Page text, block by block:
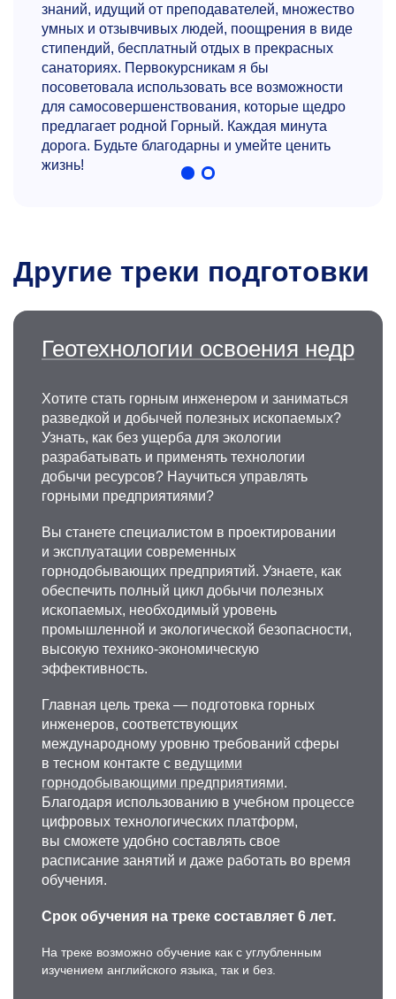
знаний, идущий от преподавателей, множество
умных и отзывчивых людей, поощрения в виде
стипендий, бесплатный отдых в прекрасных
санаториях. Первокурсникам я бы
посоветовала использовать все возможности
для самосовершенствования, которые щедро
предлагает родной Горный. Каждая минута
дорога. Будьте благодарны и умейте ценить
жизнь!
Другие треки подготовки
Геотехнологии освоения недр
Хотите стать горным инженером и заниматься
разведкой и добычей полезных ископаемых?
Узнать, как без ущерба для экологии
разрабатывать и применять технологии
добычи ресурсов? Научиться управлять
горными предприятиями?
Вы станете специалистом в проектировании
и эксплуатации современных
горнодобывающих предприятий. Узнаете, как
обеспечить полный цикл добычи полезных
ископаемых, необходимый уровень
промышленной и экологической безопасности,
высокую технико-экономическую
эффективность.
Главная цель трека — подготовка горных
инженеров, соответствующих
международному уровню требований сферы
в тесном контакте с ведущими
горнодобывающими предприятиями.
Благодаря использованию в учебном процессе
цифровых технологических платформ,
вы сможете удобно составлять свое
расписание занятий и даже работать во время
обучения.
Срок обучения на треке составляет 6 лет.
На треке возможно обучение как с углубленным
изучением английского языка, так и без.